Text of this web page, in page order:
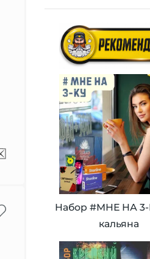
специи 1
табачный лист 1
цветы 1
черника
шоколад
яблоко 1
Набор #МНЕ НА 3-
кальяна